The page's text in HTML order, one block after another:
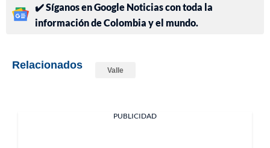
✔️ Síganos en Google Noticias con toda la
información de Colombia y el mundo.
Relacionados Valle
PUBLICIDAD